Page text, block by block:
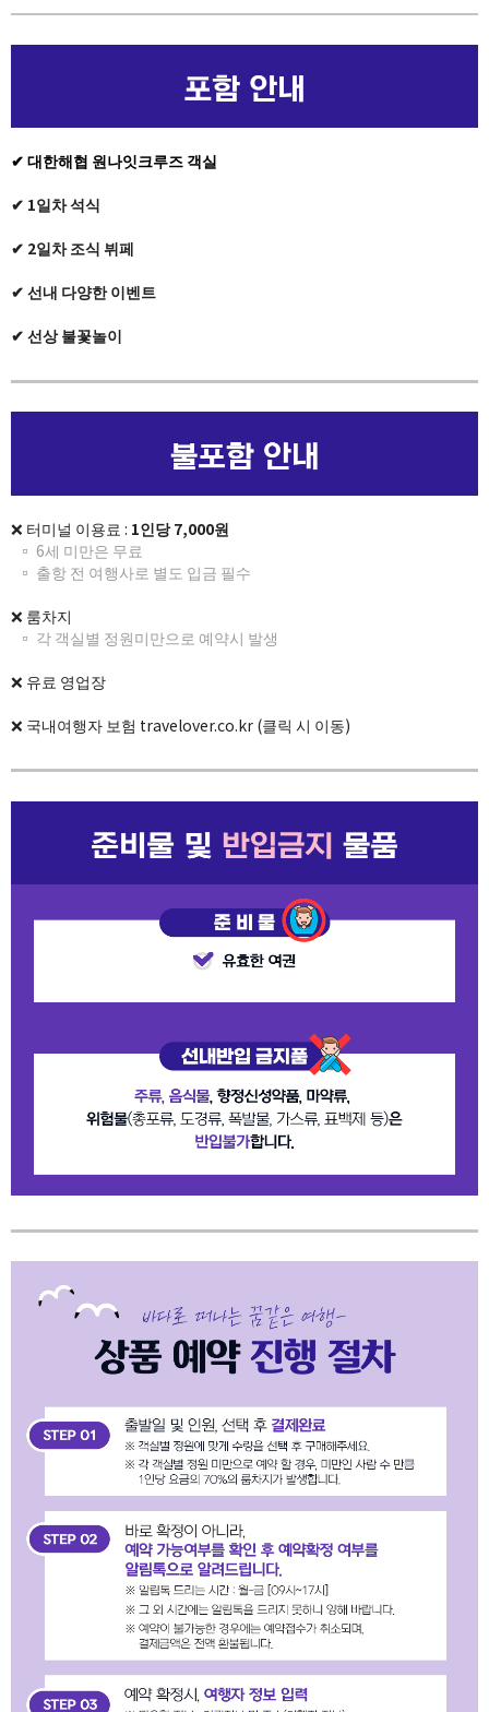
✔ 대한해협 원나잇크루즈 객실
✔ 1일차 석식
✔ 2일차 조식 뷔페
✔ 선내 다양한 이벤트
✔ 선상 ​불꽃놀이
❌ 터미널 이용료 : 1인당 7,000원
▫ 6세 미만은 무료
▫ 출항 전 여행사로 별도 입금 필수
❌ 룸차지
▫ 각 객실별 정원미만으로 예약시 발생
❌ 유료 영업장
❌ 국내여행자 보험 travelover.co.kr (클릭 시 이동)